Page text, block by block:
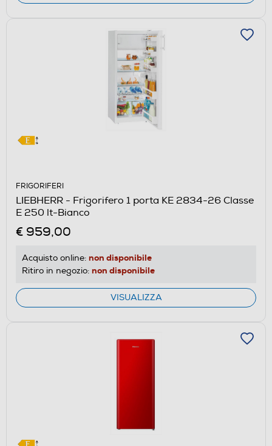
FRIGORIFERI
LIEBHERR - Frigorifero 1 porta KE 2834-26 Classe
E 250 lt-Bianco
€ 959,00
Acquisto online: non disponibile
Ritiro in negozio: non disponibile
VISUALIZZA